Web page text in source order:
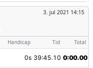
3. jul 2021 14:15
Handicap Tid Total
0s 39:45.10 0:00.00